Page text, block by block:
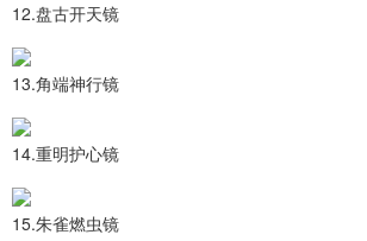
12.盘古开天镜
13.角端神行镜
14.重明护心镜
15.朱雀燃虫镜